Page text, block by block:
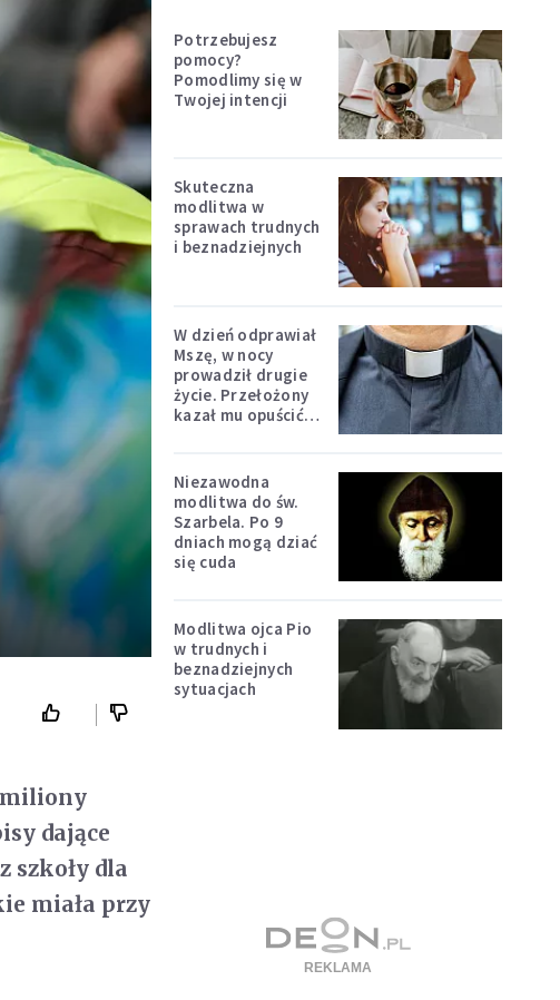
miliony
dające
szkoły dla
miała przy
Potrzebujesz
pomocy?
Pomodlimy się w
Twojej intencji
Skuteczna
modlitwa w
sprawach trudnych
i beznadziejnych
W dzień odprawiał
Mszę, w nocy
prowadził drugie
życie. Przełożony
kazał mu opuścić
Niezawodna
modlitwa do św.
Szarbela. Po 9
dniach mogą dziać
się cuda
Modlitwa ojca Pio
w trudnych i
beznadziejnych
sytuacjach